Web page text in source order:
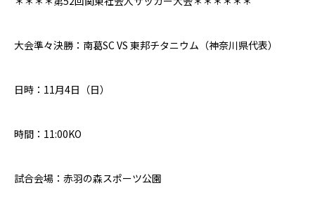
大会準々決勝：南葛SC VS 東邦チタニウム（神奈川県代表）
日時： 11月4日（日）
時間： 11:00KO
試合会場：赤羽の森スポーツ公園